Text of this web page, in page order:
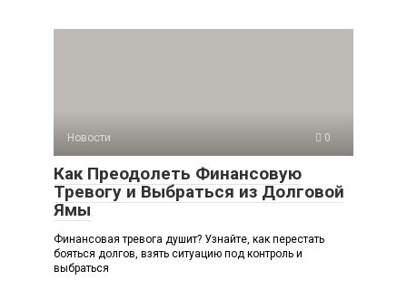
Новости 0
Как Преодолеть Финансовую
Тревогу и Выбраться из Долговой
Ямы
Финансовая тревога душит? Узнайте, как перестать
бояться долгов, взять ситуацию под контроль и
выбраться